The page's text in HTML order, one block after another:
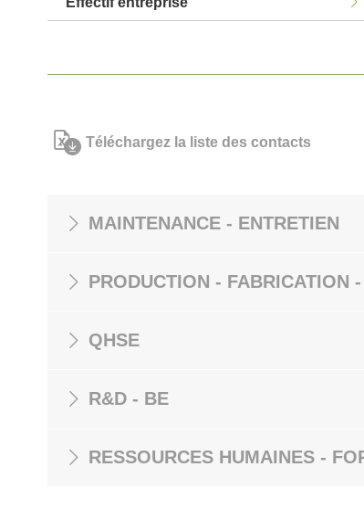
Téléchargez la liste des contacts
MAINTENANCE - ENTRETIEN
PRODUCTION - FABRICATION
QHSE
R&D - BE
RESSOURCES HUMAINES -